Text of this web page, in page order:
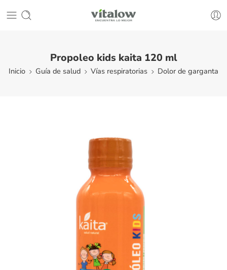
Propoleo kids kaita 120 ml
Inicio Guía de salud Vías respiratorias Dolor de garganta